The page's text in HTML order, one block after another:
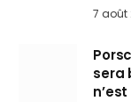
7 août
sera